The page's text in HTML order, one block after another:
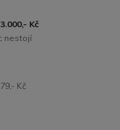
Kč
nestojí
Kč